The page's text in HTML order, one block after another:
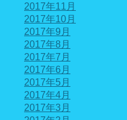
2017年11月
2017年10月
2017年9月
2017年8月
2017年7月
2017年6月
2017年5月
2017年4月
2017年3月